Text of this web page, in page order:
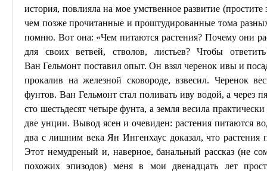
история, повлияла на мое умственное развитие
чем позже прочитанные и проштудированные тома
помню. Вот она: «Чем питаются растения? Почему они
для своих ветвей, стволов, листьев? Чтобы
ВанГельмонт поставил опыт. Он взял черенок ивы и
прокалив на железной сковороде, взвесил. Черенок
фунтов. Ван Гельмонтстал поливать иву водой, а через
сто шестьдесят четыре фунта, а земля весила
две унции. Вывод ясен и очевиден: растения питаются
два с лишним века ЯнИнгенхаус доказал, что
Этот немудреный и, наверное, банальный рассказ (не
похожих эпизодов) меня в мои двенадцать лет